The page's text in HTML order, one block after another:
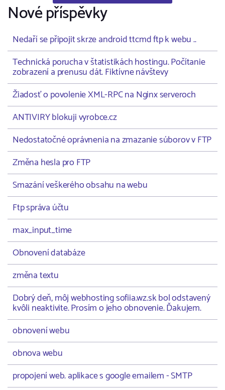
Nové příspěvky
Nedaří se připojit skrze android ttcmd ftp k webu ..
Technická porucha v štatistikách hostingu. Počítanie
zobrazení a prenusu dát. Fiktívne návštevy
Žiadosť o povolenie XML-RPC na Nginx serveroch
ANTIVIRY blokuji vyrobce.cz
Nedostatočné oprávnenia na zmazanie súborov v FTP
Změna hesla pro FTP
Smazání veškerého obsahu na webu
Ftp správa účtu
max_input_time
Obnovení databáze
změna textu
Dobrý deň, môj webhosting sofiia.wz.sk bol odstavený
kvôli neaktivite. Prosím o jeho obnovenie. Ďakujem.
obnovení webu
obnova webu
propojení web. aplikace s google emailem - SMTP